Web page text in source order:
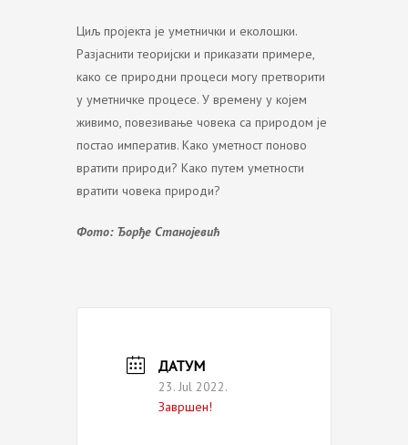
Циљ пројекта је уметнички и еколошки.
Разјаснити теоријски и приказати примере,
како се природни процеси могу претворити
у уметничке процесе. У времену у којем
живимо, повезивање човека са природом је
постао императив. Како уметност поново
вратити природи? Како путем уметности
вратити човека природи?
Фото: Ђорђе Станојевић
ДАТУМ
23. Jul 2022.
Завршен!